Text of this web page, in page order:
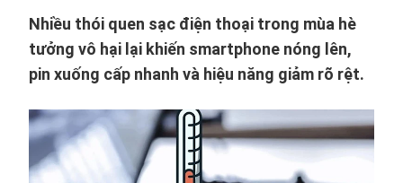
Nhiều thói quen sạc điện thoại trong mùa hè
tưởng vô hại lại khiến smartphone nóng lên,
pin xuống cấp nhanh và hiệu năng giảm rõ rệt.